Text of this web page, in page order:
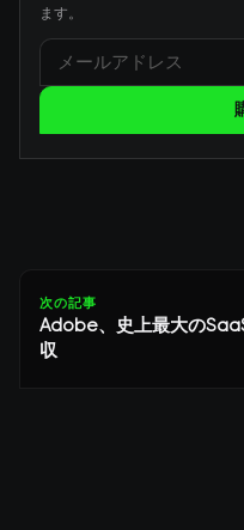
ます。
次の記事
Adobe、史上最大の
収